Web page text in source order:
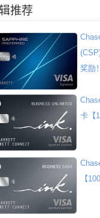
推荐
奖励
卡【
【